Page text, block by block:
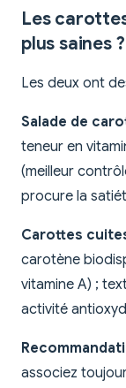
Les
plus saines ?
Les deux ont
Salade de
teneur en
(meilleur
procure la
Carottes
carotène
vitamine A) ;
activité
associez